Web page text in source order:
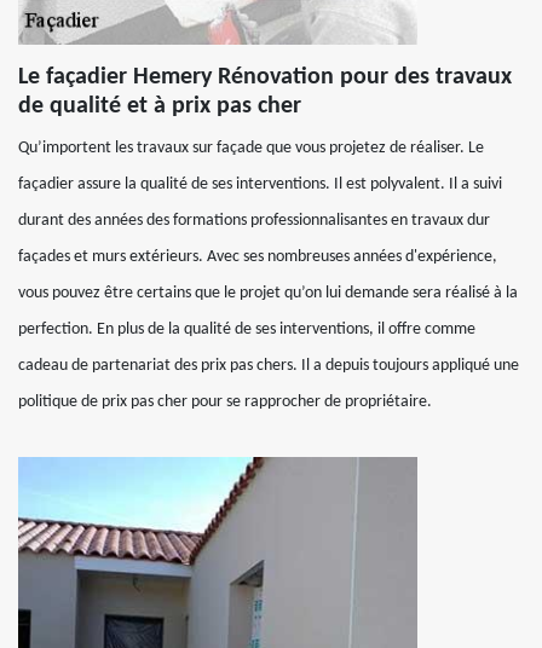
Le façadier Hemery Rénovation pour des travaux
de qualité et à prix pas cher
Qu’importent les travaux sur façade que vous projetez de réaliser. Le
façadier assure la qualité de ses interventions. Il est polyvalent. Il a suivi
durant des années des formations professionnalisantes en travaux dur
façades et murs extérieurs. Avec ses nombreuses années d'expérience,
vous pouvez être certains que le projet qu’on lui demande sera réalisé à la
perfection. En plus de la qualité de ses interventions, il offre comme
cadeau de partenariat des prix pas chers. Il a depuis toujours appliqué une
politique de prix pas cher pour se rapprocher de propriétaire.